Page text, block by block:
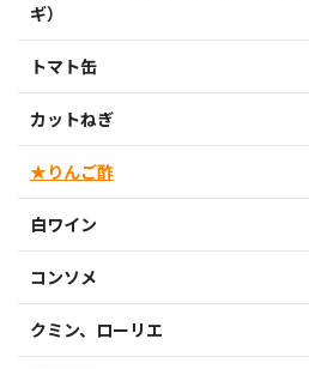
ギ）
トマト缶
カットねぎ
★りんご酢
白ワイン
コンソメ
クミン、ローリエ